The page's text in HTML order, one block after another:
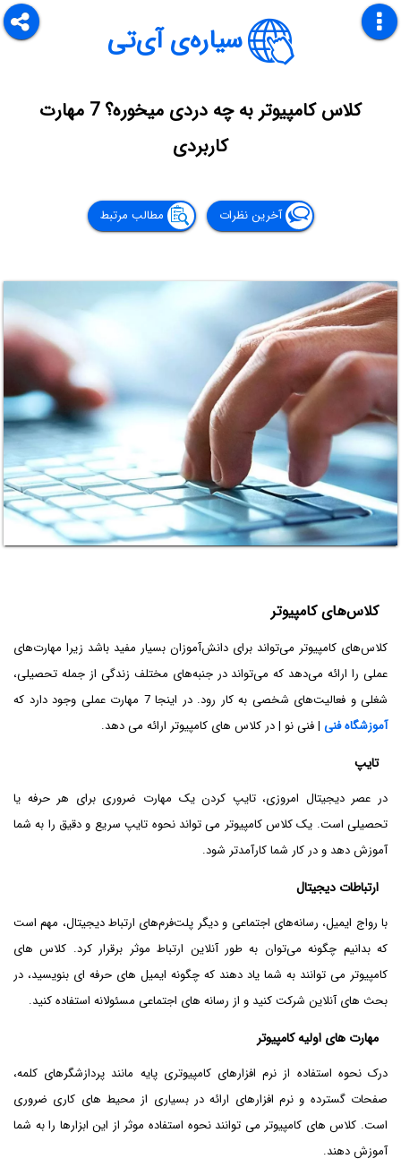
سیاره‌ی آی‌تی
کلاس کامپیوتر به چه دردی میخوره؟ 7 مهارت
کاربردی
آخرین نظرات مطالب مرتبط
کلاس‌های کامپیوتر
کلاس‌های کامپیوتر می‌تواند برای دانش‌آموزان بسیار مفید باشد زیرا مهارت‌های
عملی را ارائه می‌دهد که می‌تواند در جنبه‌های مختلف زندگی از جمله تحصیلی،
شغلی و فعالیت‌های شخصی به کار رود. در اینجا 7 مهارت عملی وجود دارد که
آموزشگاه فنی | فنی نو | در کلاس های کامپیوتر ارائه می دهد.
تایپ
در عصر دیجیتال امروزی، تایپ کردن یک مهارت ضروری برای هر حرفه یا
تحصیلی است. یک کلاس کامپیوتر می تواند نحوه تایپ سریع و دقیق را به شما
آموزش دهد و در کار شما کارآمدتر شود.
ارتباطات دیجیتال
با رواج ایمیل، رسانه‌های اجتماعی و دیگر پلت‌فرم‌های ارتباط دیجیتال، مهم است
که بدانیم چگونه می‌توان به طور آنلاین ارتباط موثر برقرار کرد. کلاس های
کامپیوتر می توانند به شما یاد دهند که چگونه ایمیل های حرفه ای بنویسید، در
بحث های آنلاین شرکت کنید و از رسانه های اجتماعی مسئولانه استفاده کنید.
مهارت های اولیه کامپیوتر
درک نحوه استفاده از نرم افزارهای کامپیوتری پایه مانند پردازشگرهای کلمه،
صفحات گسترده و نرم افزارهای ارائه در بسیاری از محیط های کاری ضروری
است. کلاس های کامپیوتر می توانند نحوه استفاده موثر از این ابزارها را به شما
آموزش دهند.